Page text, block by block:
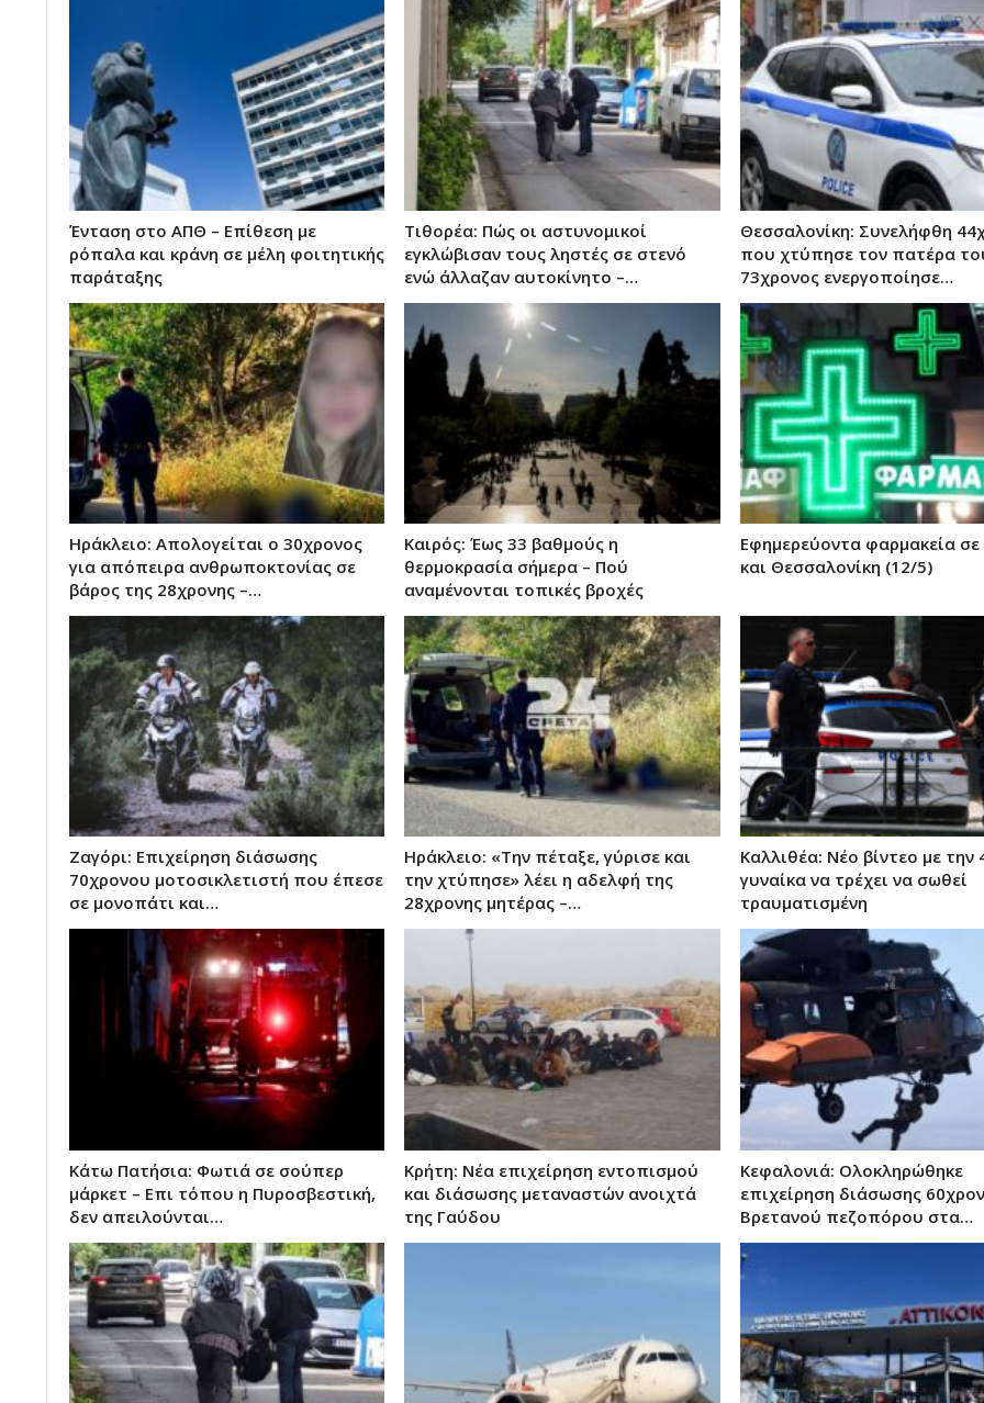
Ένταση στο ΑΠΘ – Επίθεση με
ρόπαλα και κράνη σε μέλη φοιτητικής
παράταξης
Τιθορέα: Πώς οι αστυνομικοί
εγκλώβισαν τους ληστές σε στενό
ενώ άλλαζαν αυτοκίνητο –…
Θεσσαλονίκη: Συνελήφθη
που χτύπησε τον πατέρα
73χρονος ενεργοποίησε…
Ηράκλειο: Απολογείται ο 30χρονος
για απόπειρα ανθρωποκτονίας σε
βάρος της 28χρονης –…
Καιρός: Έως 33 βαθμούς η
θερμοκρασία σήμερα – Πού
αναμένονται τοπικές βροχές
Εφημερεύοντα φαρμακεία
και Θεσσαλονίκη (12/5)
Ζαγόρι: Επιχείρηση διάσωσης
70χρονου μοτοσικλετιστή που έπεσε
σε μονοπάτι και…
Ηράκλειο: «Την πέταξε, γύρισε και
την χτύπησε» λέει η αδελφή της
28χρονης μητέρας –…
Kαλλιθέα: Νέο βίντεο με την
γυναίκα να τρέχει να σωθεί
τραυματισμένη
Κάτω Πατήσια: Φωτιά σε σούπερ
μάρκετ – Επι τόπου η Πυροσβεστική,
δεν απειλούνται…
Κρήτη: Νέα επιχείρηση εντοπισμού
και διάσωσης μεταναστών ανοιχτά
της Γαύδου
Κεφαλονιά: Ολοκληρώθηκε
επιχείρηση διάσωσης
Βρετανού πεζοπόρου στα…